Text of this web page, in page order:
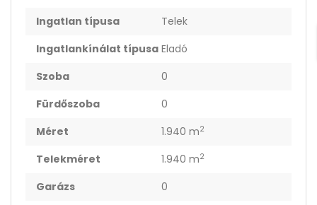
Ingatlan típusa
Telek
Ingatlankínálat típusa Eladó
Szoba
0
Fürdőszoba
0
Méret
1.940 m2
Telekméret 1.940 m2
Garázs 0